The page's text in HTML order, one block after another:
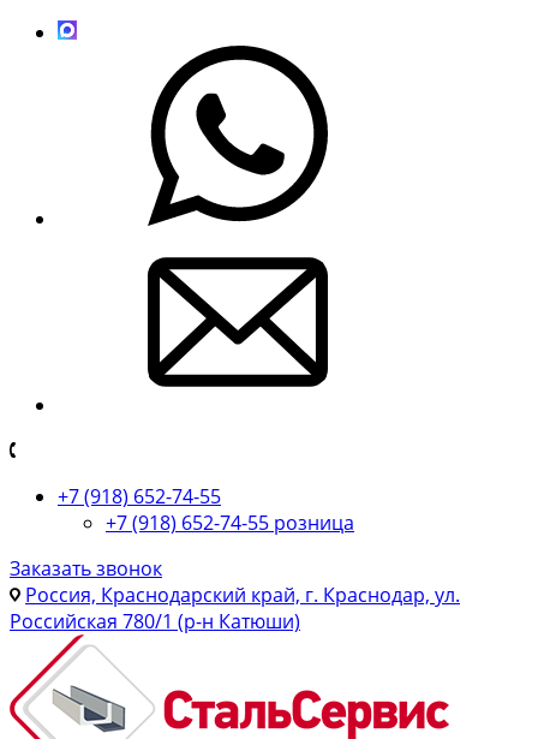
+7 (918) 652-74-55
+7 (918) 652-74-55 розница
Заказать звонок
Россия, Краснодарский край, г. Краснодар, ул.
Российская 780/1 (р-н Катюши)